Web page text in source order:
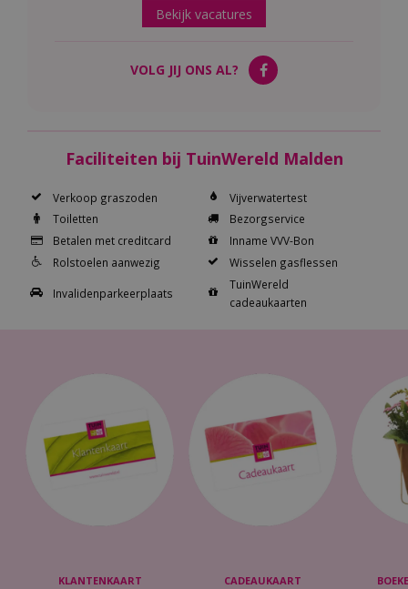
Bekijk vacatures
VOLG JIJ ONS AL?
Faciliteiten bij TuinWereld Malden
Verkoop graszoden
Vijverwatertest
Toiletten
Bezorgservice
Betalen met creditcard
Inname VVV-Bon
Rolstoelen aanwezig
Wisselen gasflessen
Invalidenparkeerplaats
TuinWereld
cadeaukaarten
KLANTENKAART CADEAUKAART